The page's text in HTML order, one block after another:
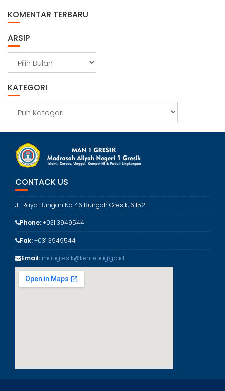
KOMENTAR TERBARU
ARSIP
i
KATEGORI
t
CONTACK US
Jl. Raya Bungah No 46 Bungah Gresik, 61152
Phone:+031 3949544
Fak:+031 3949544
Email: mangresik@kemenag.go.id